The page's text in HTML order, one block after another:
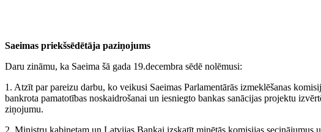
Saeimas priekšsēdētāja paziņojums
Daru zināmu, ka Saeima šā gada 19.decembra sēdē nolēmusi:
1. Atzīt par pareizu darbu, ko veikusi Saeimas Parlamentārās izmeklēšanas
bankrota pamatotības noskaidrošanai un iesniegto bankas sanācijas projektu
ziņojumu.
2. Ministru kabinetam un Latvijas Bankai izskatīt minētās komisijas secinājumus